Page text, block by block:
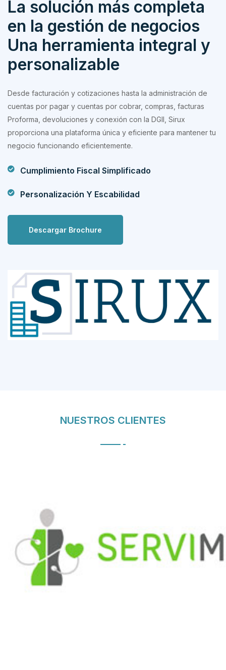
La solución más completa
en la gestión de negocios
Una herramienta integral y
personalizable
Desde facturación y cotizaciones hasta la administración de
cuentas por pagar y cuentas por cobrar, compras, facturas
Proforma, devoluciones y conexión con la DGII, Sirux
proporciona una plataforma única y eficiente para mantener tu
negocio funcionando eficientemente.
Cumplimiento Fiscal Simplificado
Personalización Y Escabilidad
Descargar Brochure
NUESTROS CLIENTES